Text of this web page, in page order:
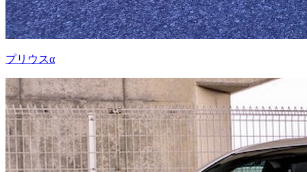
プリウスα